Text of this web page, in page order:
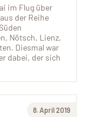
8. April 2019
im Flug über
der Reihe
Nötsch, Lienz,
Diesmal war
dabei, der sich